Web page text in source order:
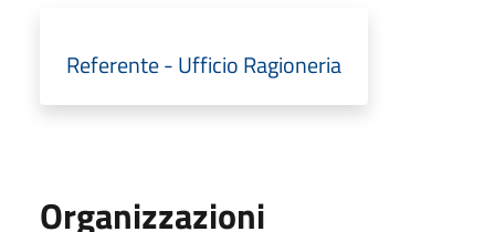
Referente - Ufficio Ragioneria
Organizzazioni